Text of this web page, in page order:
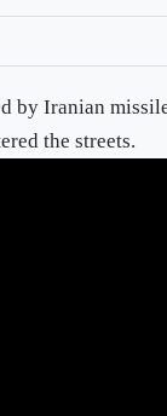
by Iranian
the streets.